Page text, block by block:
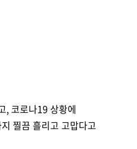
, 코로나19 상황에
찔끔 흘리고 고맙다고